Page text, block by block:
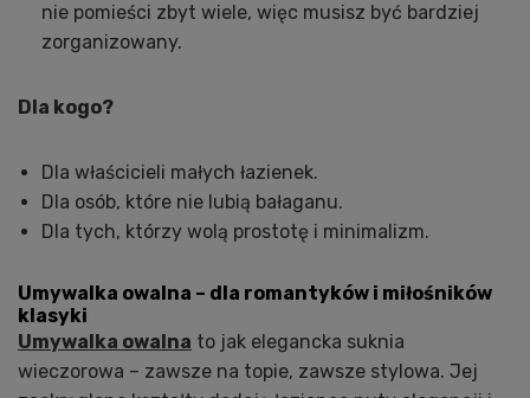
nie pomieści zbyt wiele, więc musisz być bardziej
zorganizowany.
Dla kogo?
Dla właścicieli małych łazienek.
Dla osób, które nie lubią bałaganu.
Dla tych, którzy wolą prostotę i minimalizm.
Umywalka owalna – dla romantyków i miłośników
klasyki
Umywalka owalna to jak elegancka suknia
wieczorowa – zawsze na topie, zawsze stylowa. Jej